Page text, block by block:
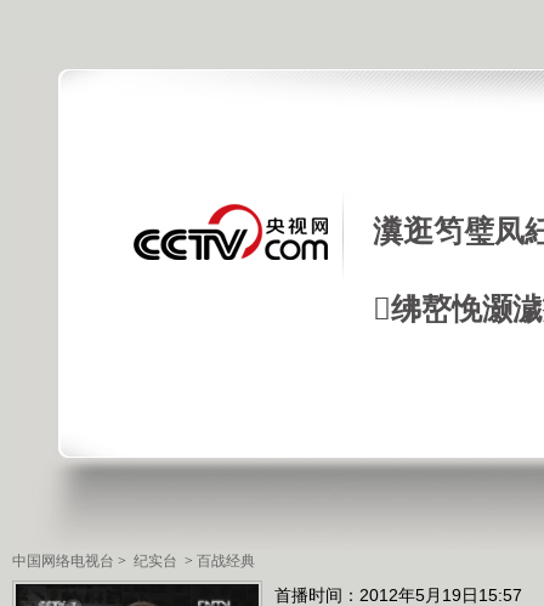
瀵逛笉璧凤
绋嶅悗灏
中国网络电视台 > 纪实台 > 百战经典
首播时间：2012年5月19日15:57